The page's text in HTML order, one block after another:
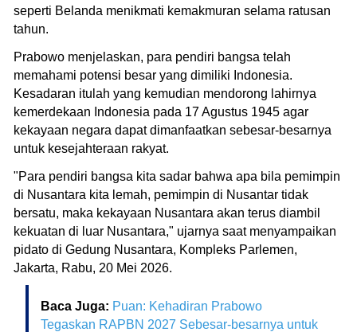
seperti Belanda menikmati kemakmuran selama ratusan
tahun.
Prabowo menjelaskan, para pendiri bangsa telah
memahami potensi besar yang dimiliki Indonesia.
Kesadaran itulah yang kemudian mendorong lahirnya
kemerdekaan Indonesia pada 17 Agustus 1945 agar
kekayaan negara dapat dimanfaatkan sebesar-besarnya
untuk kesejahteraan rakyat.
"Para pendiri bangsa kita sadar bahwa apa bila pemimpin
di Nusantara kita lemah, pemimpin di Nusantar tidak
bersatu, maka kekayaan Nusantara akan terus diambil
kekuatan di luar Nusantara," ujarnya saat menyampaikan
pidato di Gedung Nusantara, Kompleks Parlemen,
Jakarta, Rabu, 20 Mei 2026.
Baca Juga: Puan: Kehadiran Prabowo
Tegaskan RAPBN 2027 Sebesar-besarnya untuk